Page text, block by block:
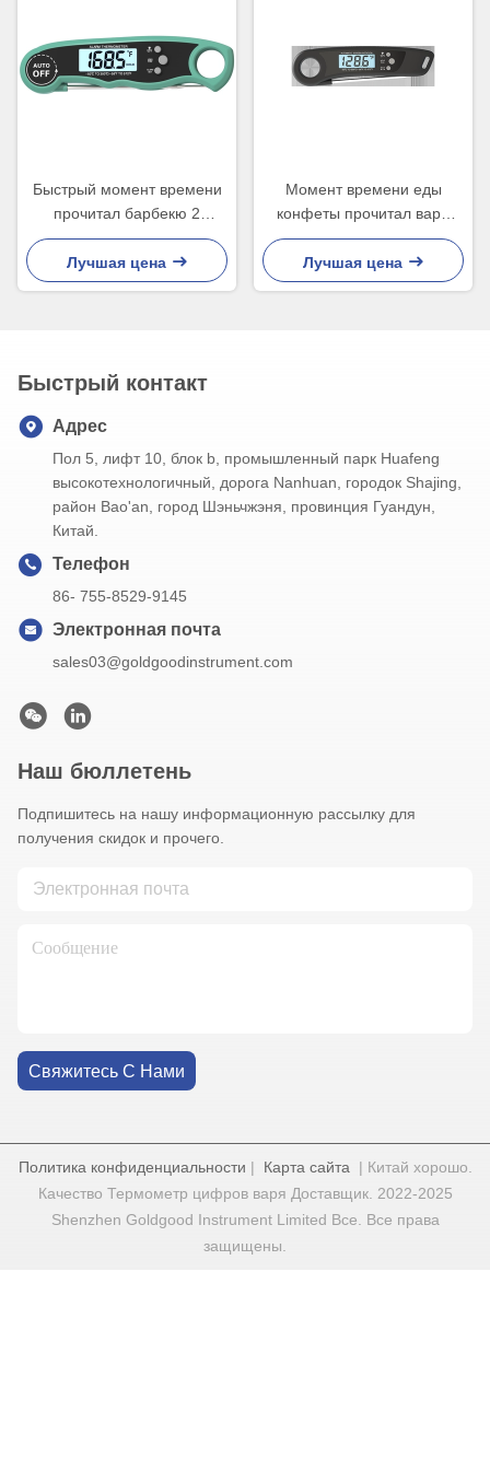
Быстрый момент времени
прочитал барбекю 2
датчика варя термометра в
1
Лучшая цена
Момент времени еды
конфеты прочитал варя
термометр для сахара
жаря цифров
Лучшая цена
Быстрый контакт
Адрес
Пол 5, лифт 10, блок b, промышленный парк Huafeng
высокотехнологичный, дорога Nanhuan, городок Shajing,
район Bao'an, город Шэньчжэня, провинция Гуандун,
Китай.
Телефон
86- 755-8529-9145
Электронная почта
sales03@goldgoodinstrument.com
Наш бюллетень
Подпишитесь на нашу информационную рассылку для
получения скидок и прочего.
Свяжитесь С Нами
Политика конфиденциальности | Карта сайта| Китай хорошо.
Качество Термометр цифров варя Доставщик. 2022-2025
Shenzhen Goldgood Instrument Limited Все. Все права
защищены.